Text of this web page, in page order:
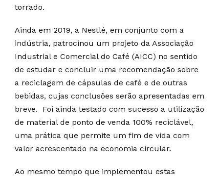
torrado.
Ainda em 2019, a Nestlé, em conjunto com a
indústria, patrocinou um projeto da Associação
Industrial e Comercial do Café (AICC) no sentido
de estudar e concluir uma recomendação sobre
a reciclagem de cápsulas de café e de outras
bebidas, cujas conclusões serão apresentadas em
breve. Foi ainda testado com sucesso a utilização
de material de ponto de venda 100% reciclável,
uma prática que permite um fim de vida com
valor acrescentado na economia circular.
Ao mesmo tempo que implementou estas